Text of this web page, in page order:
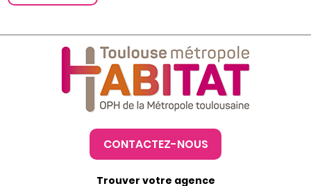
CONTACTEZ-NOUS
Trouver votre agence